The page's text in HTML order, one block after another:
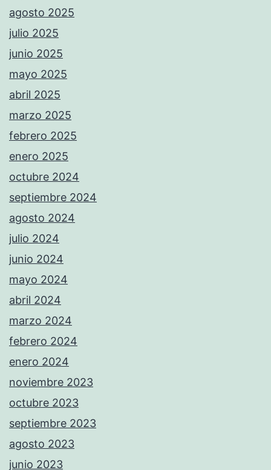
agosto 2025
julio 2025
junio 2025
mayo 2025
abril 2025
marzo 2025
febrero 2025
enero 2025
octubre 2024
septiembre 2024
agosto 2024
julio 2024
junio 2024
mayo 2024
abril 2024
marzo 2024
febrero 2024
enero 2024
noviembre 2023
octubre 2023
septiembre 2023
agosto 2023
junio 2023